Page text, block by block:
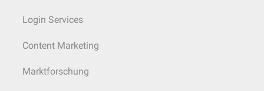
Login Services
Content Marketing
Marktforschung